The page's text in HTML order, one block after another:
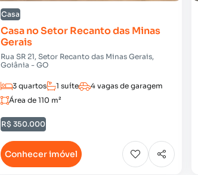
Casa
Casa no Setor Recanto das Minas
Gerais
Rua SR 21, Setor Recanto das Minas Gerais,
Goiânia - GO
3 quartos 1 suíte
4 vagas de garagem
Área de 110 m²
R$ 350.000
Conhecer imóvel